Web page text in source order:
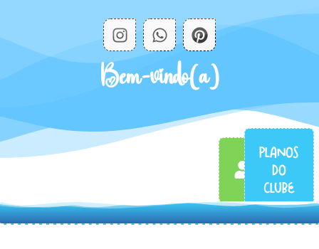
Bem-vindo(a)
MINHA
CONTA
PLANOS
DO
CLUBE